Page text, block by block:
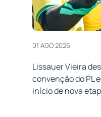
01 AGO 2026
Lissauer Vieira
convenção do PL
início de nova